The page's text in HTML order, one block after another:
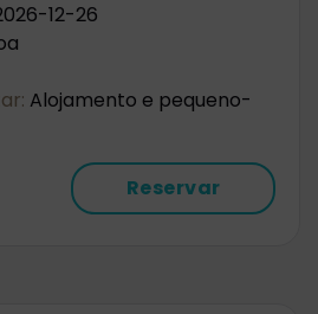
12-26
Alojamento e pequeno-
Reservar